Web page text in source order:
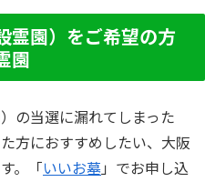
霊園）をご希望の方
園
の当選に漏れてしまった
方におすすめしたい、大阪
。「いいお墓」でお申し込